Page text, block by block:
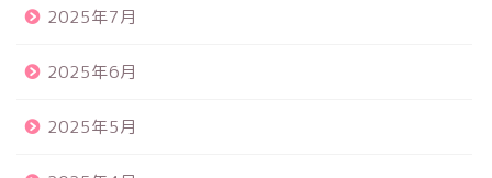
2025年7月
2025年6月
2025年5月